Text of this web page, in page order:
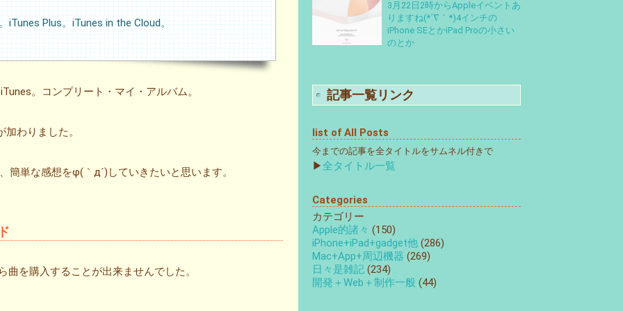
Plus。iTunes in the Cloud。
。コンプリート・マイ・アルバム。
わりました。
簡単な感想をφ(｀д´)していきたいと思います。
を購入することが出来ませんでした。
3月22日2時からAppleイベントあ
りますね(*´∇｀*)4インチの
iPhone SEとかiPad Proの小さい
のとか
記事一覧リンク
list of All Posts
今までの記事を全タイトルをサムネル付きで
▶全タイトル一覧
Categories
カテゴリー
Apple的諸々 (150)
iPhone+iPad+gadget他 (286)
Mac+App+周辺機器 (269)
日々是雑記 (234)
開発＋Web＋制作一般 (44)